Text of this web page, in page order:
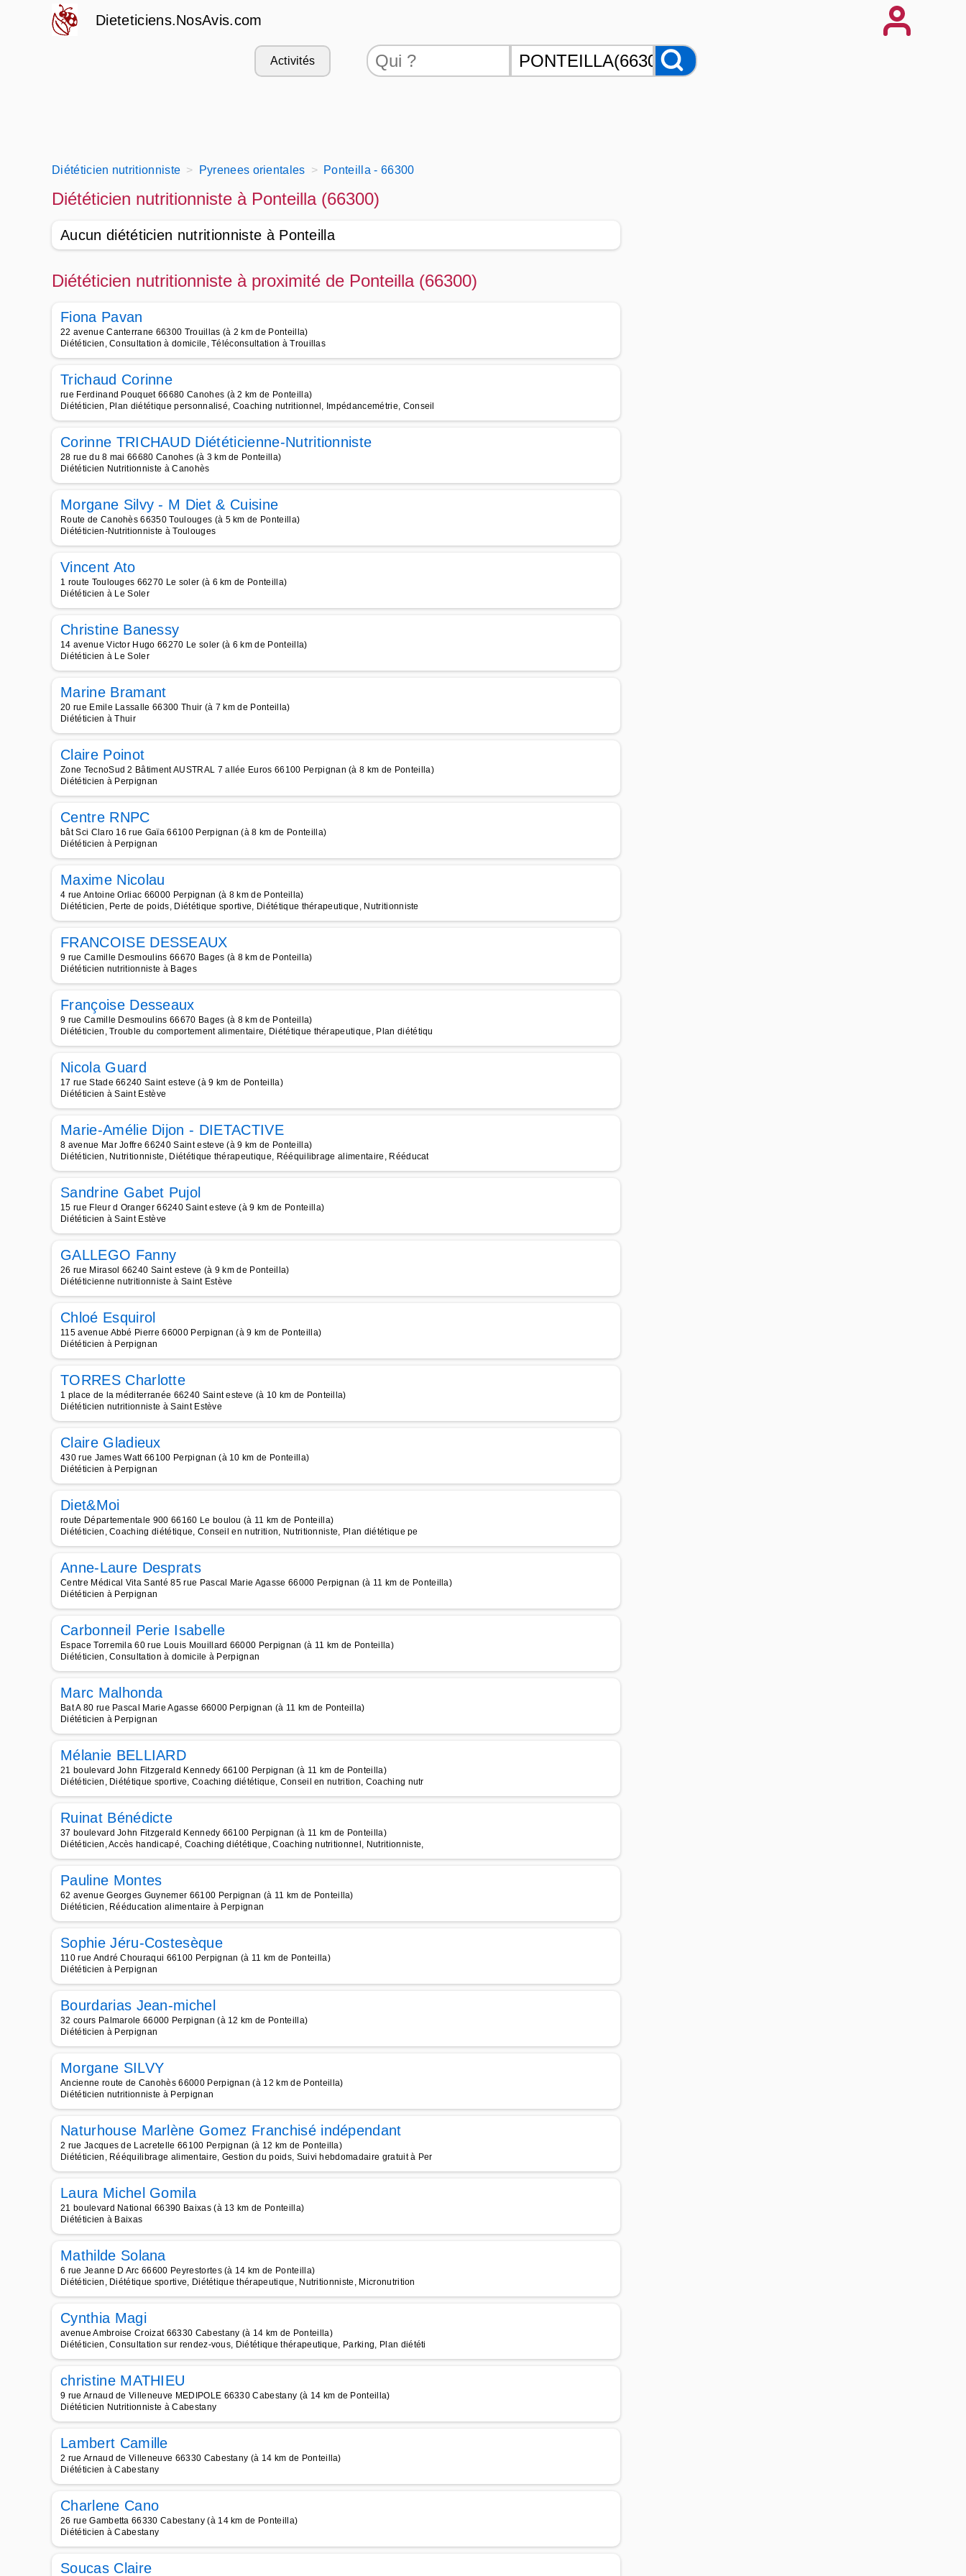
Dieteticiens.NosAvis.com
Activités
Diététicien nutritionniste Pyrenees orientales Ponteilla - 66300
Diététicien nutritionniste à Ponteilla (66300)
Aucun diététicien nutritionniste à Ponteilla
Diététicien nutritionniste à proximité de Ponteilla (66300)
Fiona Pavan
22 avenue Canterrane 66300 Trouillas (à 2 km de Ponteilla)
Diététicien, Consultation à domicile, Téléconsultation à Trouillas
Trichaud Corinne
rue Ferdinand Pouquet 66680 Canohes (à 2 km de Ponteilla)
Diététicien, Plan diététique personnalisé, Coaching nutritionnel, Impédancemétrie, Conseil
Corinne TRICHAUD Diététicienne-Nutritionniste
28 rue du 8 mai 66680 Canohes (à 3 km de Ponteilla)
Diététicien Nutritionniste à Canohès
Morgane Silvy - M Diet & Cuisine
Route de Canohès 66350 Toulouges (à 5 km de Ponteilla)
Diététicien-Nutritionniste à Toulouges
Vincent Ato
1 route Toulouges 66270 Le soler (à 6 km de Ponteilla)
Diététicien à Le Soler
Christine Banessy
14 avenue Victor Hugo 66270 Le soler (à 6 km de Ponteilla)
Diététicien à Le Soler
Marine Bramant
20 rue Emile Lassalle 66300 Thuir (à 7 km de Ponteilla)
Diététicien à Thuir
Claire Poinot
Zone TecnoSud 2 Bâtiment AUSTRAL 7 allée Euros 66100 Perpignan (à 8 km de Ponteilla)
Diététicien à Perpignan
Centre RNPC
bât Sci Claro 16 rue Gaïa 66100 Perpignan (à 8 km de Ponteilla)
Diététicien à Perpignan
Maxime Nicolau
4 rue Antoine Orliac 66000 Perpignan (à 8 km de Ponteilla)
Diététicien, Perte de poids, Diététique sportive, Diététique thérapeutique, Nutritionniste
FRANCOISE DESSEAUX
9 rue Camille Desmoulins 66670 Bages (à 8 km de Ponteilla)
Diététicien nutritionniste à Bages
Françoise Desseaux
9 rue Camille Desmoulins 66670 Bages (à 8 km de Ponteilla)
Diététicien, Trouble du comportement alimentaire, Diététique thérapeutique, Plan diététiqu
Nicola Guard
17 rue Stade 66240 Saint esteve (à 9 km de Ponteilla)
Diététicien à Saint Estève
Marie-Amélie Dijon - DIETACTIVE
8 avenue Mar Joffre 66240 Saint esteve (à 9 km de Ponteilla)
Diététicien, Nutritionniste, Diététique thérapeutique, Rééquilibrage alimentaire, Rééducat
Sandrine Gabet Pujol
15 rue Fleur d Oranger 66240 Saint esteve (à 9 km de Ponteilla)
Diététicien à Saint Estève
GALLEGO Fanny
26 rue Mirasol 66240 Saint esteve (à 9 km de Ponteilla)
Diététicienne nutritionniste à Saint Estève
Chloé Esquirol
115 avenue Abbé Pierre 66000 Perpignan (à 9 km de Ponteilla)
Diététicien à Perpignan
TORRES Charlotte
1 place de la méditerranée 66240 Saint esteve (à 10 km de Ponteilla)
Diététicien nutritionniste à Saint Estève
Claire Gladieux
430 rue James Watt 66100 Perpignan (à 10 km de Ponteilla)
Diététicien à Perpignan
Diet&Moi
route Départementale 900 66160 Le boulou (à 11 km de Ponteilla)
Diététicien, Coaching diététique, Conseil en nutrition, Nutritionniste, Plan diététique pe
Anne-Laure Desprats
Centre Médical Vita Santé 85 rue Pascal Marie Agasse 66000 Perpignan (à 11 km de Ponteilla)
Diététicien à Perpignan
Carbonneil Perie Isabelle
Espace Torremila 60 rue Louis Mouillard 66000 Perpignan (à 11 km de Ponteilla)
Diététicien, Consultation à domicile à Perpignan
Marc Malhonda
Bat A 80 rue Pascal Marie Agasse 66000 Perpignan (à 11 km de Ponteilla)
Diététicien à Perpignan
Mélanie BELLIARD
21 boulevard John Fitzgerald Kennedy 66100 Perpignan (à 11 km de Ponteilla)
Diététicien, Diététique sportive, Coaching diététique, Conseil en nutrition, Coaching nutr
Ruinat Bénédicte
37 boulevard John Fitzgerald Kennedy 66100 Perpignan (à 11 km de Ponteilla)
Diététicien, Accès handicapé, Coaching diététique, Coaching nutritionnel, Nutritionniste,
Pauline Montes
62 avenue Georges Guynemer 66100 Perpignan (à 11 km de Ponteilla)
Diététicien, Rééducation alimentaire à Perpignan
Sophie Jéru-Costesèque
110 rue André Chouraqui 66100 Perpignan (à 11 km de Ponteilla)
Diététicien à Perpignan
Bourdarias Jean-michel
32 cours Palmarole 66000 Perpignan (à 12 km de Ponteilla)
Diététicien à Perpignan
Morgane SILVY
Ancienne route de Canohès 66000 Perpignan (à 12 km de Ponteilla)
Diététicien nutritionniste à Perpignan
Naturhouse Marlène Gomez Franchisé indépendant
2 rue Jacques de Lacretelle 66100 Perpignan (à 12 km de Ponteilla)
Diététicien, Rééquilibrage alimentaire, Gestion du poids, Suivi hebdomadaire gratuit à Per
Laura Michel Gomila
21 boulevard National 66390 Baixas (à 13 km de Ponteilla)
Diététicien à Baixas
Mathilde Solana
6 rue Jeanne D Arc 66600 Peyrestortes (à 14 km de Ponteilla)
Diététicien, Diététique sportive, Diététique thérapeutique, Nutritionniste, Micronutrition
Cynthia Magi
avenue Ambroise Croizat 66330 Cabestany (à 14 km de Ponteilla)
Diététicien, Consultation sur rendez-vous, Diététique thérapeutique, Parking, Plan diététi
christine MATHIEU
9 rue Arnaud de Villeneuve MEDIPOLE 66330 Cabestany (à 14 km de Ponteilla)
Diététicien Nutritionniste à Cabestany
Lambert Camille
2 rue Arnaud de Villeneuve 66330 Cabestany (à 14 km de Ponteilla)
Diététicien à Cabestany
Charlene Cano
26 rue Gambetta 66330 Cabestany (à 14 km de Ponteilla)
Diététicien à Cabestany
Soucas Claire